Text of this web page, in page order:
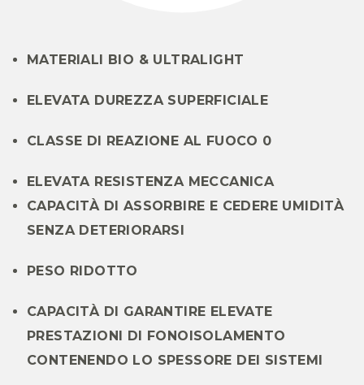
MATERIALI BIO & ULTRALIGHT
ELEVATA DUREZZA SUPERFICIALE
CLASSE DI REAZIONE AL FUOCO 0
ELEVATA RESISTENZA MECCANICA
CAPACITÀ DI ASSORBIRE E CEDERE UMIDITÀ
SENZA DETERIORARSI
PESO RIDOTTO
CAPACITÀ DI GARANTIRE ELEVATE
PRESTAZIONI DI FONOISOLAMENTO
CONTENENDO LO SPESSORE DEI SISTEMI